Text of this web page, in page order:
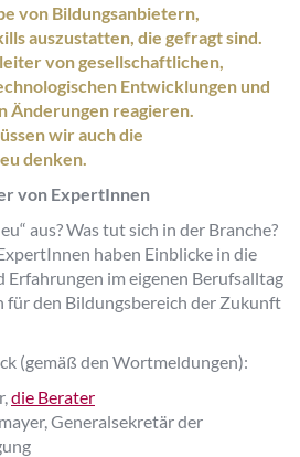
von Bildungsanbietern,
auszustatten, die gefragt sind.
von gesellschaftlichen,
Entwicklungen und
Änderungen reagieren.
wir auch die
denken.
von ExpertInnen
aus? Was tut sich in der Branche?
haben Einblicke in die
Erfahrungen im eigenen Berufsalltag
für den Bildungsbereich der Zukunft
(gemäß den Wortmeldungen):
die Berater
Generalsekretär der